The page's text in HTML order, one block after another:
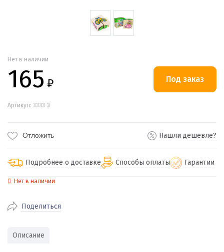
Нет в наличии
165 ₽
Артикул: 3333-3
Отложить Нашли дешевле?
Подробнее о доставке
доставка
стоимость доставки
Способы оплаты
Наличными при получении (для
Гарантии
Нет в наличии
Поделиться
Описание